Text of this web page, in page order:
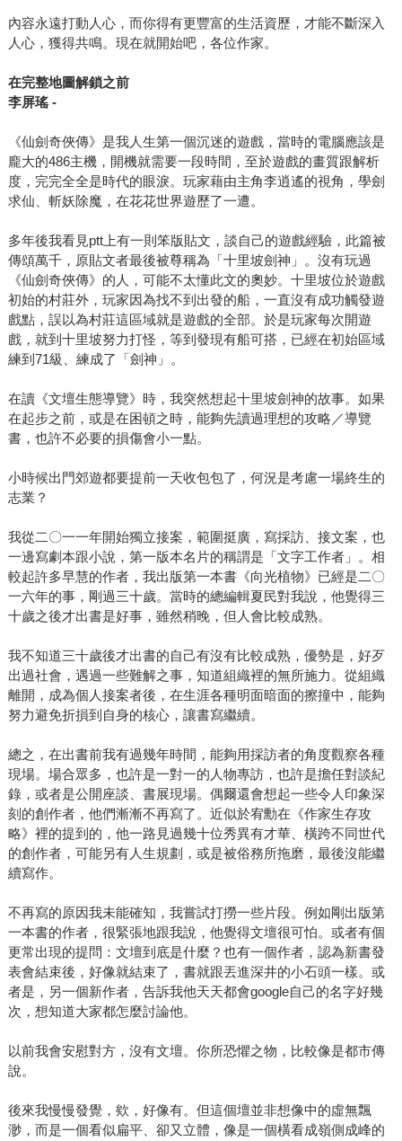
內容永遠打動人心，而你得有更豐富的生活資歷，才能不斷深入
人心，獲得共鳴。現在就開始吧，各位作家。
在完整地圖解鎖之前
李屏瑤 -
《仙劍奇俠傳》是我人生第一個沉迷的遊戲，當時的電腦應該是
龐大的486主機，開機就需要一段時間，至於遊戲的畫質跟解析
度，完完全全是時代的眼淚。玩家藉由主角李逍遙的視角，學劍
求仙、斬妖除魔，在花花世界遊歷了一遭。
多年後我看見ptt上有一則笨版貼文，談自己的遊戲經驗，此篇被
傳頌萬千，原貼文者最後被尊稱為「十里坡劍神」。沒有玩過
《仙劍奇俠傳》的人，可能不太懂此文的奧妙。十里坡位於遊戲
初始的村莊外，玩家因為找不到出發的船，一直沒有成功觸發遊
戲點，誤以為村莊這區域就是遊戲的全部。於是玩家每次開遊
戲，就到十里坡努力打怪，等到發現有船可搭，已經在初始區域
練到71級、練成了「劍神」。
在讀《文壇生態導覽》時，我突然想起十里坡劍神的故事。如果
在起步之前，或是在困頓之時，能夠先讀過理想的攻略／導覽
書，也許不必要的損傷會小一點。
小時候出門郊遊都要提前一天收包包了，何況是考慮一場終生的
志業？
我從二〇一一年開始獨立接案，範圍挺廣，寫採訪、接文案，也
一邊寫劇本跟小說，第一版本名片的稱謂是「文字工作者」。相
較起許多早慧的作者，我出版第一本書《向光植物》已經是二〇
一六年的事，剛過三十歲。當時的總編輯夏民對我說，他覺得三
十歲之後才出書是好事，雖然稍晚，但人會比較成熟。
我不知道三十歲後才出書的自己有沒有比較成熟，優勢是，好歹
出過社會，遇過一些難解之事，知道組織裡的無所施力。從組織
離開，成為個人接案者後，在生涯各種明面暗面的擦撞中，能夠
努力避免折損到自身的核心，讓書寫繼續。
總之，在出書前我有過幾年時間，能夠用採訪者的角度觀察各種
現場。場合眾多，也許是一對一的人物專訪，也許是擔任對談紀
錄，或者是公開座談、書展現場。偶爾還會想起一些令人印象深
刻的創作者，他們漸漸不再寫了。近似於宥勳在《作家生存攻
略》裡的提到的，他一路見過幾十位秀異有才華、橫跨不同世代
的創作者，可能另有人生規劃，或是被俗務所拖磨，最後沒能繼
續寫作。
不再寫的原因我未能確知，我嘗試打撈一些片段。例如剛出版第
一本書的作者，很緊張地跟我說，他覺得文壇很可怕。或者有個
更常出現的提問：文壇到底是什麼？也有一個作者，認為新書發
表會結束後，好像就結束了，書就跟丟進深井的小石頭一樣。或
者是，另一個新作者，告訴我他天天都會google自己的名字好幾
次，想知道大家都怎麼討論他。
以前我會安慰對方，沒有文壇。你所恐懼之物，比較像是都市傳
說。
後來我慢慢發覺，欸，好像有。但這個壇並非想像中的虛無飄
渺，而是一個看似扁平、卻又立體，像是一個橫看成嶺側成峰的